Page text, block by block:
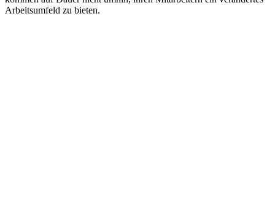
Arbeitsumfeld zu bieten.